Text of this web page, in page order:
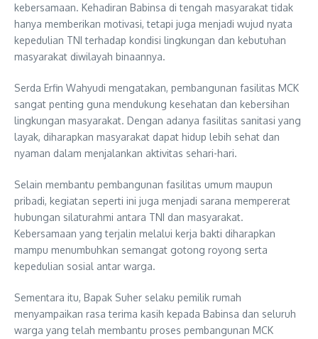
kebersamaan. Kehadiran Babinsa di tengah masyarakat tidak
hanya memberikan motivasi, tetapi juga menjadi wujud nyata
kepedulian TNI terhadap kondisi lingkungan dan kebutuhan
masyarakat diwilayah binaannya.
Serda Erfin Wahyudi mengatakan, pembangunan fasilitas MCK
sangat penting guna mendukung kesehatan dan kebersihan
lingkungan masyarakat. Dengan adanya fasilitas sanitasi yang
layak, diharapkan masyarakat dapat hidup lebih sehat dan
nyaman dalam menjalankan aktivitas sehari-hari.
Selain membantu pembangunan fasilitas umum maupun
pribadi, kegiatan seperti ini juga menjadi sarana mempererat
hubungan silaturahmi antara TNI dan masyarakat.
Kebersamaan yang terjalin melalui kerja bakti diharapkan
mampu menumbuhkan semangat gotong royong serta
kepedulian sosial antar warga.
Sementara itu, Bapak Suher selaku pemilik rumah
menyampaikan rasa terima kasih kepada Babinsa dan seluruh
warga yang telah membantu proses pembangunan MCK